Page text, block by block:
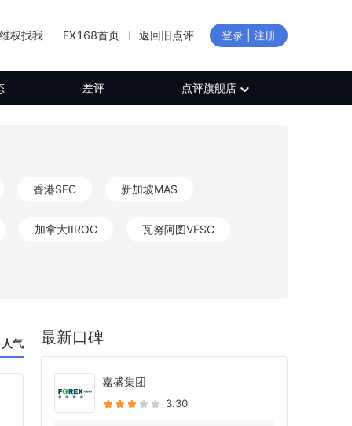
维权找我 FX168首页 返回旧点评 登录 | 注册
差评 点评旗舰店
香港SFC 新加坡MAS
加拿大IIROC 瓦努阿图VFSC
白俄罗斯NBRB
人气 最新口碑
嘉盛集团
3.30